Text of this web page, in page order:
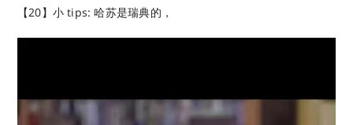
【20】小 tips: 哈苏是瑞典的，